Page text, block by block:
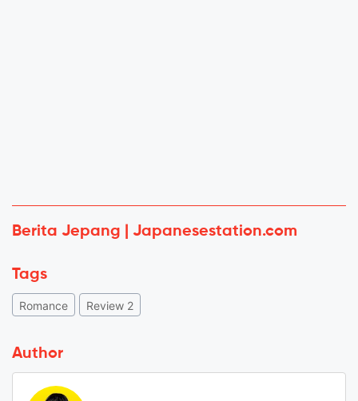
Berita Jepang | Japanesestation.com
Tags
Romance Review 2
Author